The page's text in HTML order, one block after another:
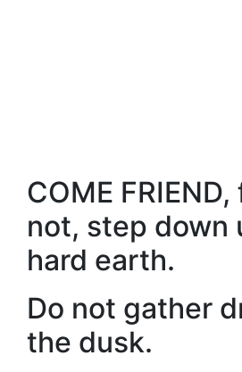
COME
not, step down
hard earth.
Do not gather
the dusk.